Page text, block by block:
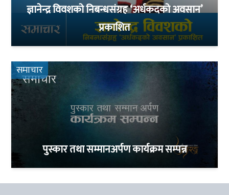
ज्ञानेन्द्र विवशको निबन्धसंग्रह ‘अर्धकदको अवसान’
प्रकाशित
समाचार
पुस्कार तथा सम्मानअर्पण कार्यक्रम सम्पन्न